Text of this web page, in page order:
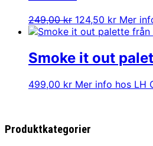
249,00kr Det
ursprungliga
var:
249,00 kr.
124,50 krDet
är:
124,50
Mer
Smoke it out
499,00 kr Mer info hos LH
Produktkategorier